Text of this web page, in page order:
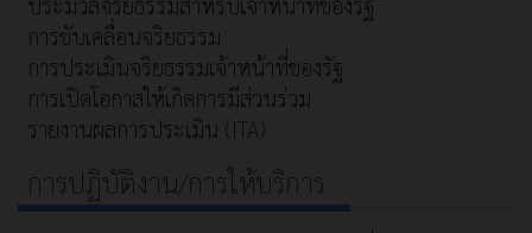
การขับเคลื่อนจริยธรรม
การประเมินจริยธรรมเจ้าหน้าที่ของรัฐ
การเปิดโอกาสให้เกิดการมีส่วนร่วม
รายงานผลการประเมิน (ITA)
การปฏิบัติงาน/การให้บริการ